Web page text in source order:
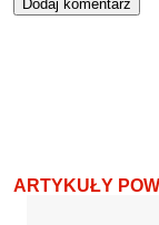
ARTYKUŁY